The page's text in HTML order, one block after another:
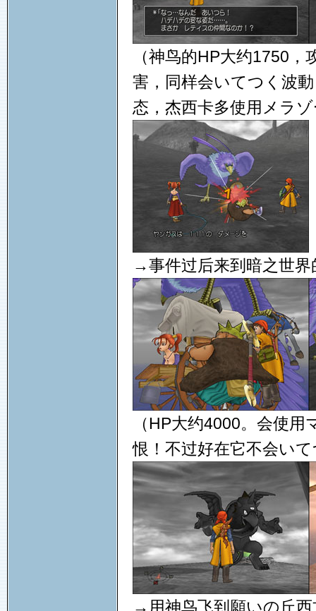
（神鸟的HP大约1750
害，同样会いてつく波
态，杰西卡多使用メラ
→事件过后来到暗之世
（HP大约4000。会使
恨！不过好在它不会い
→用神鸟飞到願いの丘西